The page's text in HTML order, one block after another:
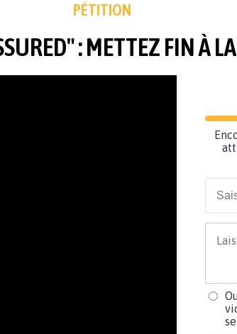
PÉTITION
: METTEZ FIN À